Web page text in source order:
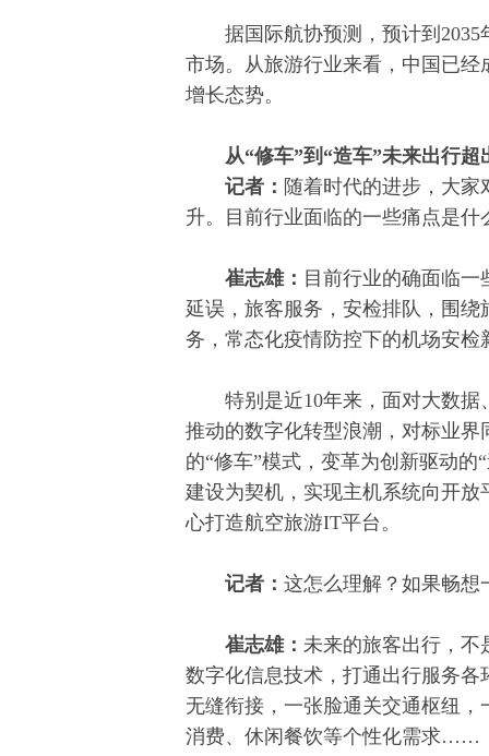
据国际航协预测，预计到2035
市场。从旅游行业来看，中国已
增长态势。
从“修车”到“造车”未来出行超
记者： 随着时代的进步，大
升。目前行业面临的一些痛点是
崔志雄： 目前行业的确面临
延误，旅客服务，安检排队，围
务，常态化疫情防控下的机场安
特别是近10年来，面对大数据
推动的数字化转型浪潮，对标业
的“修车”模式，变革为创新驱动
建设为契机，实现主机系统向开
心打造航空旅游IT平台。
记者： 这怎么理解？如果畅想
崔志雄： 未来的旅客出行，不
数字化信息技术，打通出行服务
无缝衔接，一张脸通关交通枢纽
消费、休闲餐饮等个性化需求……